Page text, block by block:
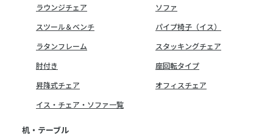
ラウンジチェア
ソファ
スツール＆ベンチ
パイプ椅子（イス）
ラタンフレーム
スタッキングチェア
肘付き
座回転タイプ
昇降式チェア
オフィスチェア
イス・チェア・ソファ一覧
机・テーブル